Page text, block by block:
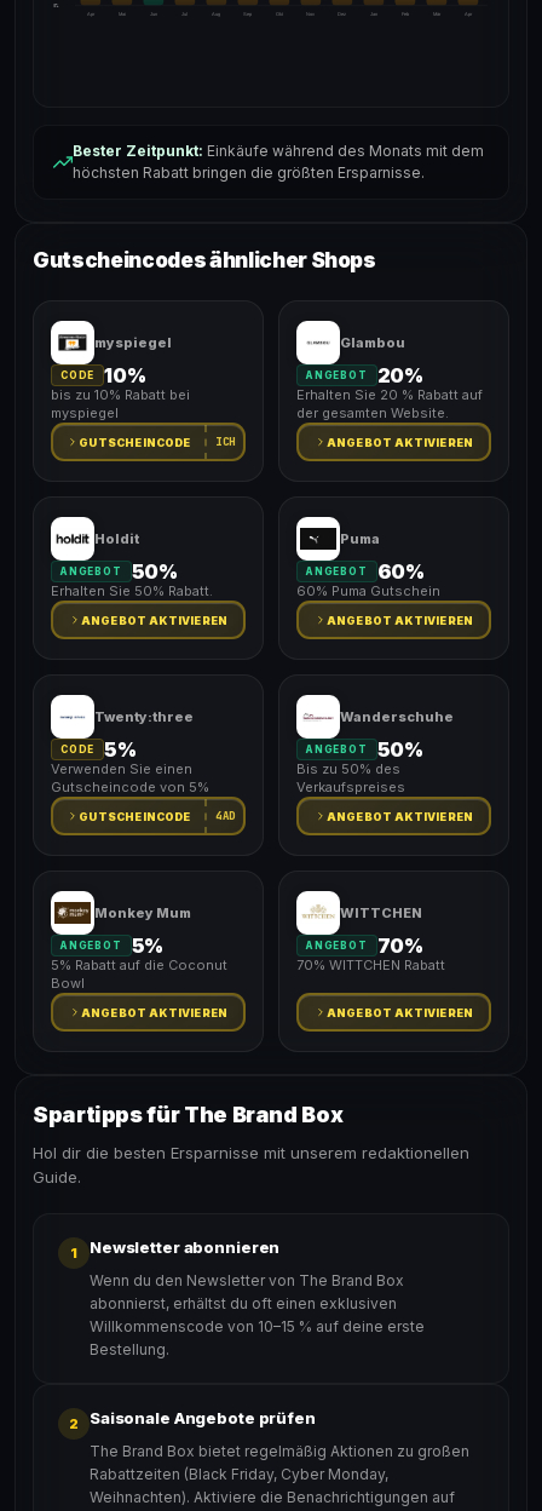
0%
Apr
Mai Jun Jul Aug Sep Okt Nov Dez Jan Feb Mär Apr
Bester Zeitpunkt: Einkäufe während des Monats mit dem
höchsten Rabatt bringen die größten Ersparnisse.
Gutscheincodes ähnlicher Shops
myspiegel
CODE 10%
bis zu 10% Rabatt bei
myspiegel
GUTSCHEINCODE ICH
Glambou
ANGEBOT 20%
Erhalten Sie 20 % Rabatt auf
der gesamten Website.
ANGEBOT AKTIVIEREN
Holdit
ANGEBOT 50%
Erhalten Sie 50% Rabatt.
ANGEBOT AKTIVIEREN
Puma
ANGEBOT 60%
60% Puma Gutschein
ANGEBOT AKTIVIEREN
Twenty:three
CODE 5%
Verwenden Sie einen
Gutscheincode von 5%
GUTSCHEINCODE 4AD
Wanderschuhe
ANGEBOT 50%
Bis zu 50% des
Verkaufspreises
ANGEBOT AKTIVIEREN
Monkey Mum
ANGEBOT 5%
5% Rabatt auf die Coconut
Bowl
ANGEBOT AKTIVIEREN
WITTCHEN
ANGEBOT 70%
70% WITTCHEN Rabatt
ANGEBOT AKTIVIEREN
Spartipps für The Brand Box
Hol dir die besten Ersparnisse mit unserem redaktionellen
Guide.
1 Newsletter abonnieren
Wenn du den Newsletter von The Brand Box
abonnierst, erhältst du oft einen exklusiven
Willkommenscode von 10–15 % auf deine erste
Bestellung.
2 Saisonale Angebote prüfen
The Brand Box bietet regelmäßig Aktionen zu großen
Rabattzeiten (Black Friday, Cyber Monday,
Weihnachten). Aktiviere die Benachrichtigungen auf